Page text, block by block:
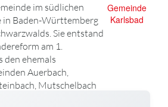
im südlichen
in Baden-Württemberg
Sie entstand
am 1.
den ehemals
Auerbach,
Mutschelbach